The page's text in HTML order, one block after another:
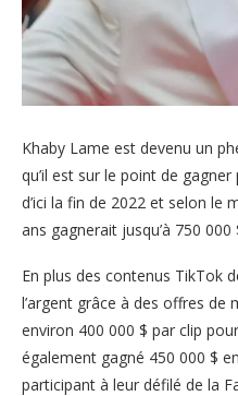
Khaby Lame est devenu un
qu’il est sur le point de
d’ici la fin de 2022 et selon le
ans gagnerait jusqu’à 750 000
En plus des contenus TikTok
l’argent grâce à des offres de
environ 400 000 $ par clip
également gagné 450 000 $
participant à leur défilé de la